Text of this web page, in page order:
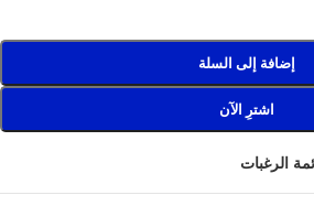
إضافة إلى السلة
اشترِ الآن
الرغبات